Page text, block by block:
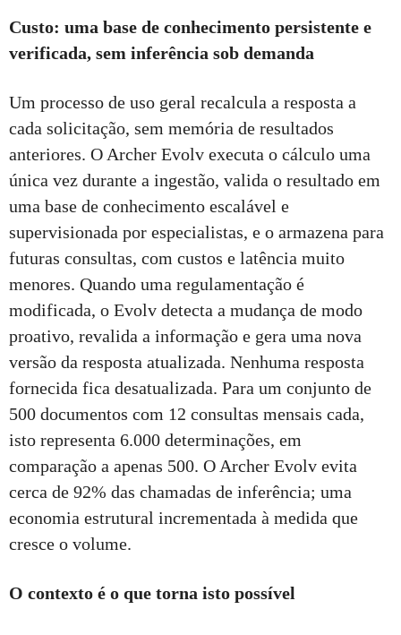
Custo: uma base de conhecimento persistente e
verificada, sem inferência sob demanda
Um processo de uso geral recalcula a resposta a
cada solicitação, sem memória de resultados
anteriores. O Archer Evolv executa o cálculo uma
única vez durante a ingestão, valida o resultado em
uma base de conhecimento escalável e
supervisionada por especialistas, e o armazena para
futuras consultas, com custos e latência muito
menores. Quando uma regulamentação é
modificada, o Evolv detecta a mudança de modo
proativo, revalida a informação e gera uma nova
versão da resposta atualizada. Nenhuma resposta
fornecida fica desatualizada. Para um conjunto de
500 documentos com 12 consultas mensais cada,
isto representa 6.000 determinações, em
comparação a apenas 500. O Archer Evolv evita
cerca de 92% das chamadas de inferência; uma
economia estrutural incrementada à medida que
cresce o volume.
O contexto é o que torna isto possível